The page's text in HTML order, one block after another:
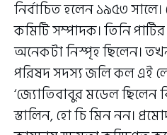
নির্বাচিত হলেন ১৯৫৩
কমিটি সম্পাদক। তিনি
অনেকটা নিস্পৃহ ছিলেন।
পরিষদ সদস্য জলি কল এই
‘জ্যোতিবাবুর মডেল ছিলেন
স্তালিন, হো চি মিন নন।